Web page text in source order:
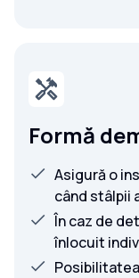
Formă
Asigură o
când stâlpii
În caz de
înlocuit